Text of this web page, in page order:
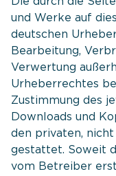
und Werke auf
deutschen
Bearbeitung,
Verwertung
Urheberrechtes
Zustimmung des
Downloads und
den privaten,
gestattet. Soweit
vom Betreiber